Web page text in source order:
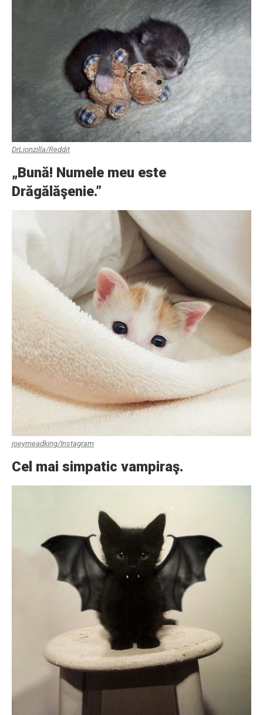
DrLionzilla/Reddit
„Bună! Numele meu este
Drăgălăşenie.”
joeymeadking/Instagram
Cel mai simpatic vampiraş.